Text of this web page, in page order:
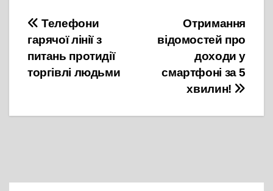
Навігація
записів
Отримання
відомостей про
доходи у
смартфоні за 5
хвилин!
Телефони
гарячої лінії з
питань протидії
торгівлі людьми